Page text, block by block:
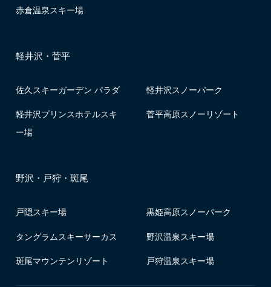
赤倉温泉スキー場
軽井沢・菅平
佐久スキーガーデン パラダ 軽井沢スノーパーク
軽井沢プリンスホテルスキ
ー場
菅平高原スノーリゾート
野沢・戸狩・斑尾
戸隠スキー場 黒姫高原スノーパーク
タングラムスキーサーカス 野沢温泉スキー場
斑尾マウンテンリゾート 戸狩温泉スキー場